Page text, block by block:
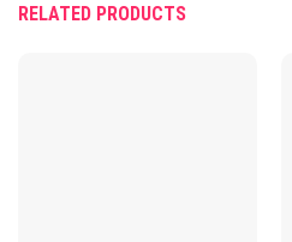
RELATED PRODUCTS